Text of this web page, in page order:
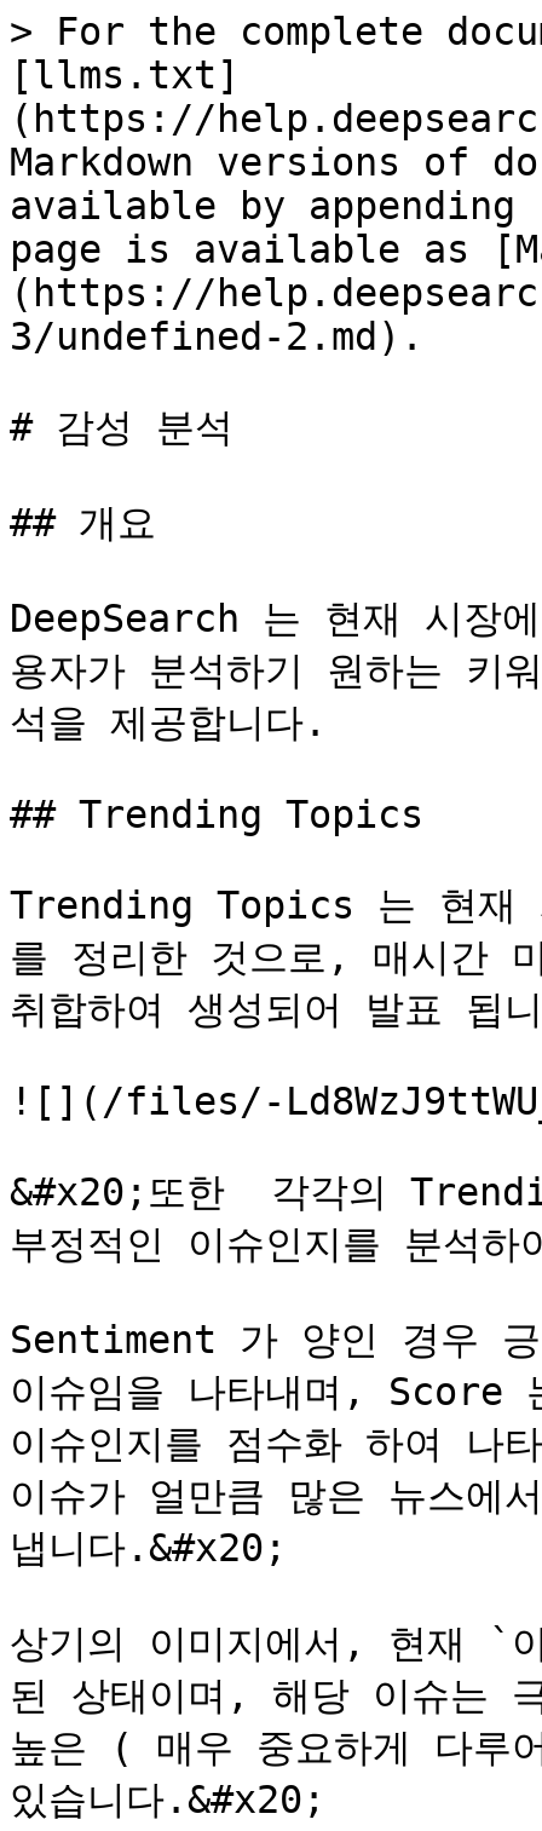
> For the complete
[llms.txt]
(https://
Markdown versions of
available by
page is available as
(https://
3/undefined-2.md).
# 감성 분석
## 개요
DeepSearch 는 현재 시장
용자가 분석하기 원하는
석을 제공합니다.
## Trending Topics
Trending Topics 는 현재
를 정리한 것으로, 매시간
취합하여 생성되어 발표 됩
![](/files/-
&#x20;또한  각각의
부정적인 이슈인지를 분석
Sentiment 가 양인 경우
이슈임을 나타내며, Score
이슈인지를 점수화 하여 나
이슈가 얼만큼 많은 뉴스에
냅니다.&#x20;
상기의 이미지에서, 현재 `
된 상태이며, 해당 이슈는
높은 ( 매우 중요하게 다
있습니다.&#x20;